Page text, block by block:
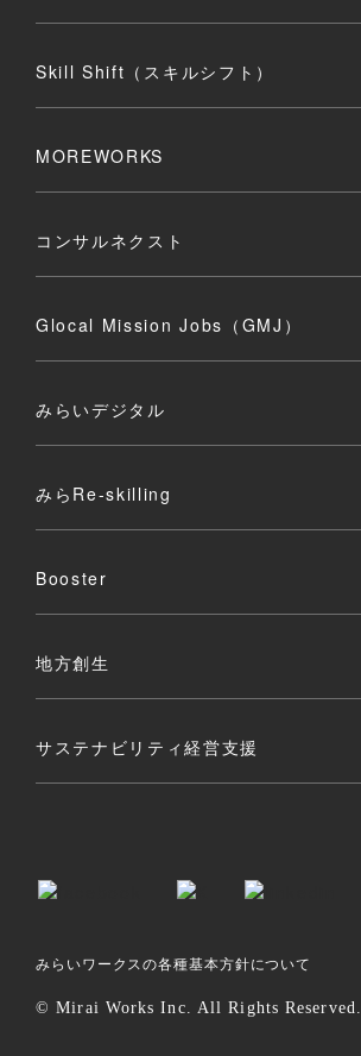
Skill Shift（スキルシフト）
MOREWORKS
コンサルネクスト
Glocal Mission Jobs（GMJ）
みらいデジタル
みらRe-skilling
Booster
地方創生
サステナビリティ経営支援
© Mirai Works Inc. All Rights Reserved.
みらいワークスの各種基本方針について